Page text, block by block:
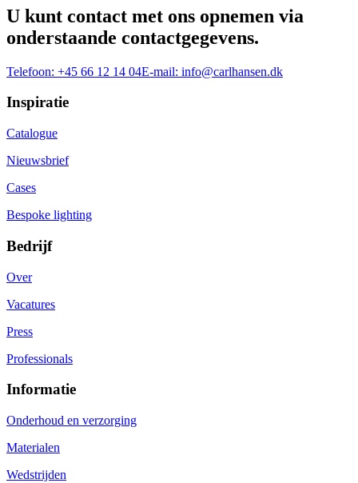
U kunt contact met ons opnemen via
onderstaande contactgegevens.
Telefoon: +45 66 12 14 04E-mail: info@carlhansen.dk
Inspiratie
Catalogue
Nieuwsbrief
Cases
Bespoke lighting
Bedrijf
Over
Vacatures
Press
Professionals
Informatie
Onderhoud en verzorging
Materialen
Wedstrijden